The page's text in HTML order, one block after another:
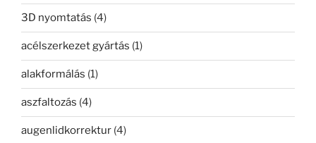
3D nyomtatás (4)
acélszerkezet gyártás (1)
alakformálás (1)
aszfaltozás (4)
augenlidkorrektur (4)